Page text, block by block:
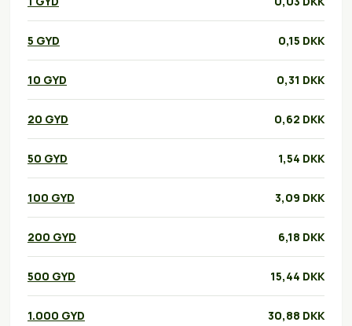
5 GYD 0,15 DKK
10 GYD 0,31 DKK
20 GYD 0,62 DKK
50 GYD 1,54 DKK
100 GYD 3,09 DKK
200 GYD 6,18 DKK
500 GYD 15,44 DKK
1.000 GYD 30,88 DKK